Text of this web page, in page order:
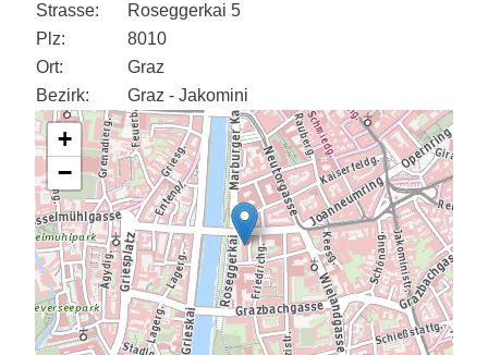
Strasse:
Roseggerkai 5
Plz:
8010
Ort:
Graz
Bezirk:
Graz - Jakomini